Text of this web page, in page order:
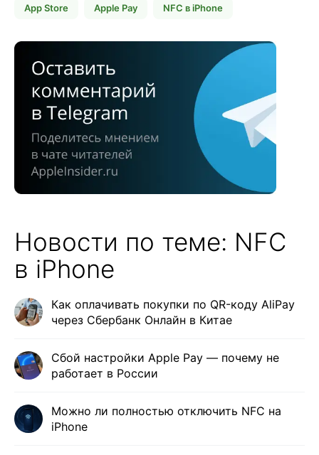
App Store Apple Pay NFC в iPhone
Новости по теме: NFC
в iPhone
Как оплачивать покупки по QR-коду AliPay
через Сбербанк Онлайн в Китае
Сбой настройки Apple Pay — почему не
работает в России
Можно ли полностью отключить NFC на
iPhone